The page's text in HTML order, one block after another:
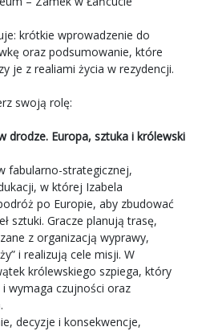
krótkie wprowadzenie do
oraz podsumowanie, które
je z realiami życia w rezydencji.
swoją rolę:
drodze. Europa, sztuka i królewski
fabularno-strategicznej,
w której Izabela
po Europie, aby zbudować
sztuki. Gracze planują trasę,
z organizacją wyprawy,
i realizują cele misji. W
królewskiego szpiega, który
wymaga czujności oraz
decyzje i konsekwencje,